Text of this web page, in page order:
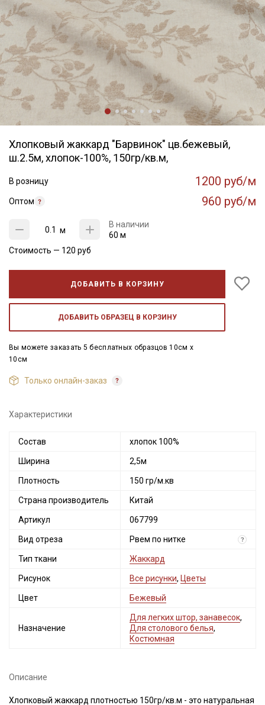
Хлопковый жаккард "Барвинок" цв.бежевый,
ш.2.5м, хлопок-100%, 150гр/кв.м,
В розницу 1200 руб/м
Оптом 960 руб/м
м
В наличии
60 м
Стоимость — 120 руб
ДОБАВИТЬ В КОРЗИНУ
ДОБАВИТЬ ОБРАЗЕЦ В КОРЗИНУ
Вы можете заказать 5 бесплатных образцов 10см x
10см
Только онлайн-заказ
Характеристики
Состав хлопок 100%
Ширина 2,5м
Плотность 150 гр/м.кв
Страна производитель Китай
Артикул 067799
Вид отреза Рвем по нитке ?
Тип ткани Жаккард
Рисунок Все рисунки, Цветы
Цвет Бежевый
Назначение
Для легких штор, занавесок,
Для столового белья,
Костюмная
Описание
Хлопковый жаккард плотностью 150гр/кв.м - это натуральная